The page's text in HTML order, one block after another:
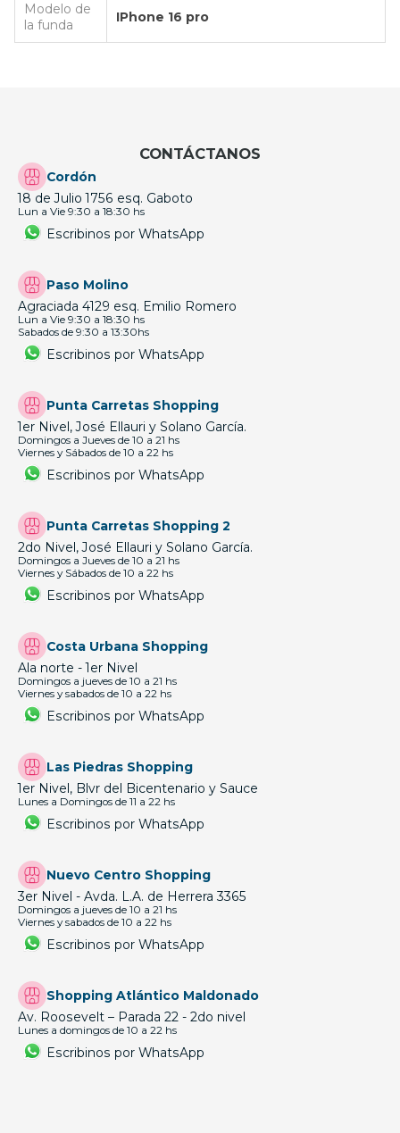
Modelo de
la funda
IPhone 16 pro
CONTÁCTANOS
Cordón
18 de Julio 1756 esq. Gaboto
Lun a Vie 9:30 a 18:30 hs
Escribinos por WhatsApp
Paso Molino
Agraciada 4129 esq. Emilio Romero
Lun a Vie 9:30 a 18:30 hs
Sabados de 9:30 a 13:30hs
Escribinos por WhatsApp
Punta Carretas Shopping
1er Nivel, José Ellauri y Solano García.
Domingos a Jueves de 10 a 21 hs
Viernes y Sábados de 10 a 22 hs
Escribinos por WhatsApp
Punta Carretas Shopping 2
2do Nivel, José Ellauri y Solano García.
Domingos a Jueves de 10 a 21 hs
Viernes y Sábados de 10 a 22 hs
Escribinos por WhatsApp
Costa Urbana Shopping
Ala norte - 1er Nivel
Domingos a jueves de 10 a 21 hs
Viernes y sabados de 10 a 22 hs
Escribinos por WhatsApp
Las Piedras Shopping
1er Nivel, Blvr del Bicentenario y Sauce
Lunes a Domingos de 11 a 22 hs
Escribinos por WhatsApp
Nuevo Centro Shopping
3er Nivel - Avda. L.A. de Herrera 3365
Domingos a jueves de 10 a 21 hs
Viernes y sabados de 10 a 22 hs
Escribinos por WhatsApp
Shopping Atlántico Maldonado
Av. Roosevelt – Parada 22 - 2do nivel
Lunes a domingos de 10 a 22 hs
Escribinos por WhatsApp